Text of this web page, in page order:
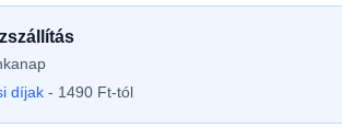
díjak - 1490 Ft-tól